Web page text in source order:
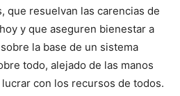
que resuelvan las carencias de
y que aseguren bienestar a
la base de un sistema
todo, alejado de las manos
con los recursos de todos.